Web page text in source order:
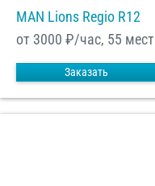
MAN Lions Regio R12
от 3000 ₽/час, 55 мест
Заказать